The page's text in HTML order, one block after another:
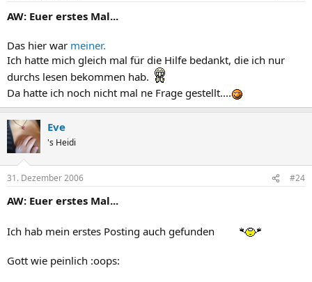
AW: Euer erstes Mal...
Das hier war meiner.
Ich hatte mich gleich mal für die Hilfe bedankt, die ich nur
durchs lesen bekommen hab.
Da hatte ich noch nicht mal ne Frage gestellt....
Eve
's Heidi
31. Dezember 2006 #24
AW: Euer erstes Mal...
Ich hab mein erstes Posting auch gefunden
Gott wie peinlich :oops: